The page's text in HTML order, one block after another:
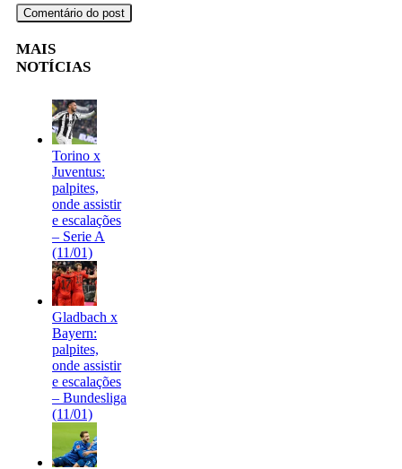
MAIS
NOTÍCIAS
Torino x
Juventus:
palpites,
onde assistir
e escalações
– Serie A
(11/01)
Gladbach x
Bayern:
palpites,
onde assistir
e escalações
– Bundesliga
(11/01)